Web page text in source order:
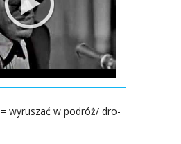
= wyru­szać w podróż/ dro­